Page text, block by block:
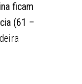
ficam
(61 –